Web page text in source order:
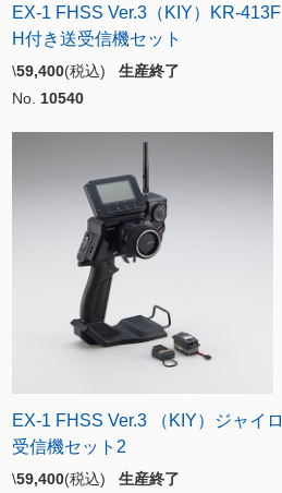
EX-1 FHSS Ver.3（KIY）KR-413F
H付き送受信機セット
\59,400(税込) 生産終了
No. 10540
EX-1 FHSS Ver.3 （KIY）ジャイロ
受信機セット2
\59,400(税込) 生産終了